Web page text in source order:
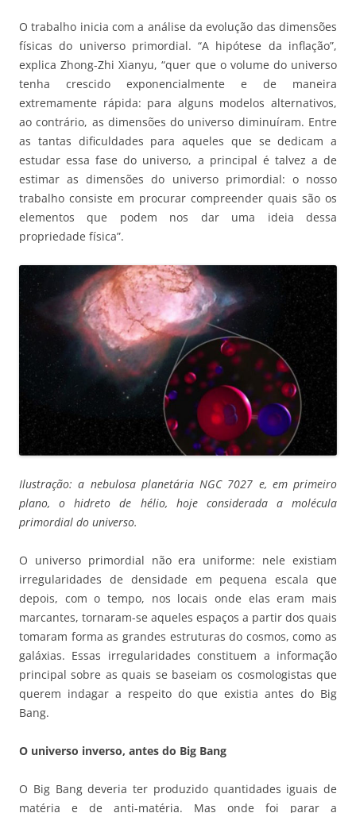
O trabalho inicia com a análise da evolução das dimensões
físicas do universo primordial. “A hipótese da inflação”,
explica Zhong-Zhi Xianyu, “quer que o volume do universo
tenha crescido exponencialmente e de maneira
extremamente rápida: para alguns modelos alternativos,
ao contrário, as dimensões do universo diminuíram. Entre
as tantas dificuldades para aqueles que se dedicam a
estudar essa fase do universo, a principal é talvez a de
estimar as dimensões do universo primordial: o nosso
trabalho consiste em procurar compreender quais são os
elementos que podem nos dar uma ideia dessa
propriedade física”.
Ilustração: a nebulosa planetária NGC 7027 e, em primeiro
plano, o hidreto de hélio, hoje considerada a molécula
primordial do universo.
O universo primordial não era uniforme: nele existiam
irregularidades de densidade em pequena escala que
depois, com o tempo, nos locais onde elas eram mais
marcantes, tornaram-se aqueles espaços a partir dos quais
tomaram forma as grandes estruturas do cosmos, como as
galáxias. Essas irregularidades constituem a informação
principal sobre as quais se baseiam os cosmologistas que
querem indagar a respeito do que existia antes do Big
Bang.
O universo inverso, antes do Big Bang
O Big Bang deveria ter produzido quantidades iguais de
matéria e de anti-matéria. Mas onde foi parar a